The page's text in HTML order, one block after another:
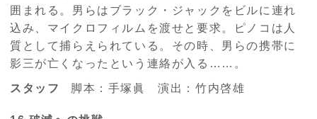
囲まれる。男らはブラック・ジャックをビルに連れ
込み、マイクロフィルムを渡せと要求。ピノコは人
質として捕らえられている。その時、男らの携帯に
影三が亡くなったという連絡が入る……。
スタッフ 脚本：手塚眞 演出：竹内啓雄